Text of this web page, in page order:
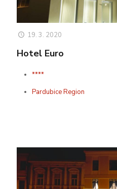
19. 3. 2020
Hotel Euro
****
Pardubice Region